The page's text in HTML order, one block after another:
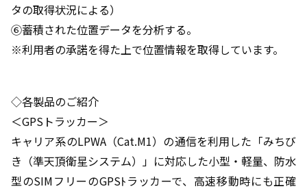
タの取得状況による）
⑥蓄積された位置データを分析する。
※利用者の承諾を得た上で位置情報を取得しています。
◇各製品のご紹介
＜GPSトラッカー＞
キャリア系のLPWA（Cat.M1）の通信を利用した「みちび
き（準天頂衛星システム）」に対応した小型・軽量、防水
型のSIMフリーのGPSﾄラッカーで、高速移動時にも正確